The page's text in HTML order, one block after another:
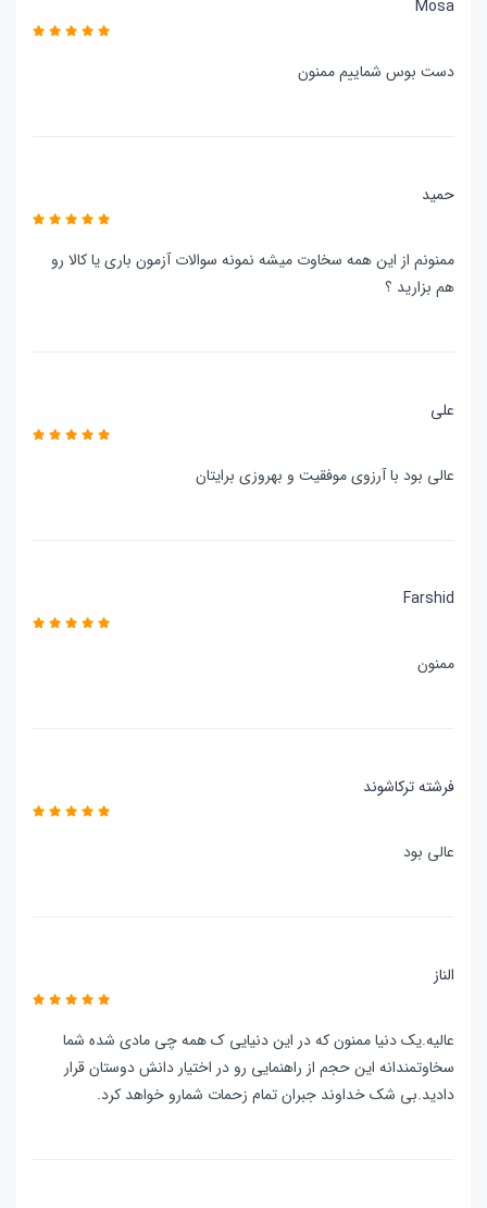
Mosa
دست بوس شماییم ممنون
حمید
ممنونم از این همه سخاوت میشه نمونه سوالات آزمون باری یا کالا رو
هم بزارید ؟
علی
عالی بود با آرزوی موفقیت و بهروزی برایتان
Farshid
ممنون
فرشته ترکاشوند
عالی بود
الناز
عالیه.یک دنیا ممنون که در این دنیایی ک همه چی مادی شده شما
سخاوتمندانه این حجم از راهنمایی رو در اختیار دانش دوستان قرار
دادید.بی شک خداوند جبران تمام زحمات شمارو خواهد کرد.